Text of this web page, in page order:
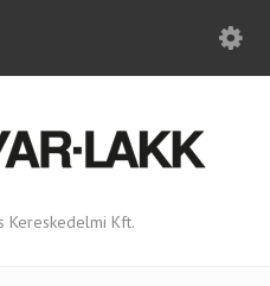
Kereskedelmi Kft.